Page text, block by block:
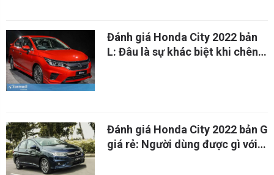
Đánh giá Honda City 2022 bản
L: Đâu là sự khác biệt khi chênh
Đánh giá Honda City 2022 bản G
giá rẻ: Người dùng được gì với